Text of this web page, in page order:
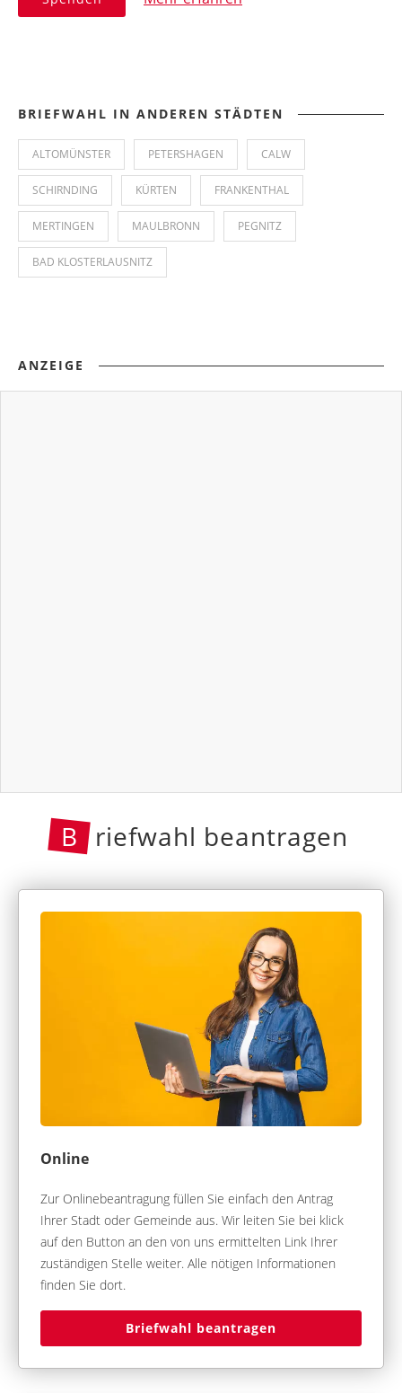
BRIEFWAHL IN ANDEREN STÄDTEN
ALTOMÜNSTER PETERSHAGEN CALW
SCHIRNDING KÜRTEN FRANKENTHAL
MERTINGEN MAULBRONN PEGNITZ
BAD KLOSTERLAUSNITZ
ANZEIGE
B riefwahl beantragen
Online
Zur Onlinebeantragung füllen Sie einfach den Antrag
Ihrer Stadt oder Gemeinde aus. Wir leiten Sie bei klick
auf den Button an den von uns ermittelten Link Ihrer
zuständigen Stelle weiter. Alle nötigen Informationen
finden Sie dort.
Briefwahl beantragen